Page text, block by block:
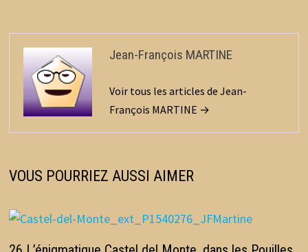
Jean-François MARTINE
Voir tous les articles de Jean-
François MARTINE →
VOUS POURRIEZ AUSSI AIMER